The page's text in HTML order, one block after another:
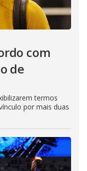
com
de
termos
por mais duas